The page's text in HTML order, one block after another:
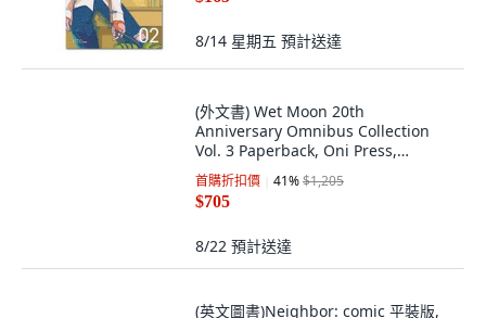
首購折扣價
8/14 星期五預計送達
(外文書) Wet Moon 20th
Anniversary Omnibus Collection
Vol. 3 Paperback, Oni Press,
English
首購折扣價